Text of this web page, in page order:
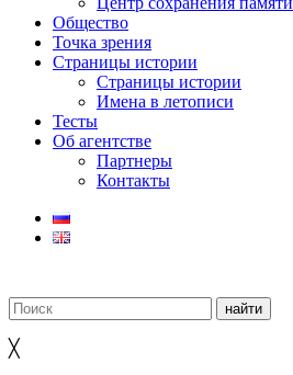
Общество
Точка зрения
Страницы истории
Страницы истории
Имена в летописи
Тесты
Об агентстве
Партнеры
Контакты
╳